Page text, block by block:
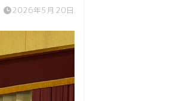
2026年5月20日